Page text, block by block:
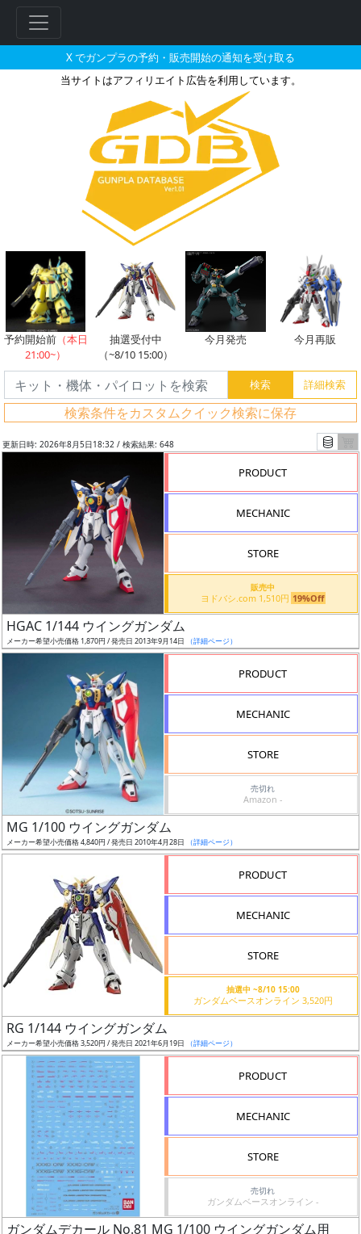
X でガンプラの予約・販売開始の通知を受け取る
当サイトはアフィリエイト広告を利用しています。
HGAC 1/144 ウイングガンダム
予約開始前（本日
21:00~）
抽選受付中
（~8/10 15:00）
今月発売 今月再販
検索条件をカスタムクイック検索に保存
フ
リ
索
グ
レ
ケ
ー
ル
ー
更新日時: 2026年8月5日18:32 / 検索結果: 648
PRODUCT
MECHANIC
STORE
販売中
ヨドバシ.com 1,510円 19%Off
HGAC 1/144 ウイングガンダム
メーカー希望小売価格 1,870円 / 発売日 2013年9月14日 （詳細ページ）
PRODUCT
MECHANIC
STORE
売切れ
Amazon -
MG 1/100 ウイングガンダム
メーカー希望小売価格 4,840円 / 発売日 2010年4月28日 （詳細ページ）
PRODUCT
MECHANIC
STORE
抽選中 ~8/10 15:00
ガンダムベースオンライン 3,520円
RG 1/144 ウイングガンダム
メーカー希望小売価格 3,520円 / 発売日 2021年6月19日 （詳細ページ）
PRODUCT
MECHANIC
STORE
売切れ
ガンダムベースオンライン -
ガンダムデカール No.81 MG 1/100 ウイングガンダム用